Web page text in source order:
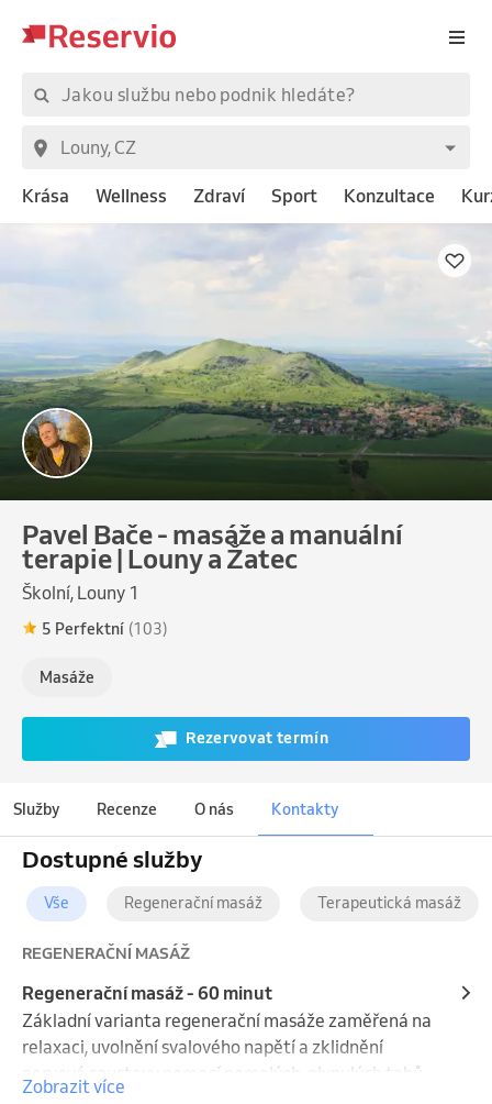
Krása Wellness Zdraví Sport Konzultace
Pavel Bače - masáže a manuální
terapie | Louny a Žatec
Školní, Louny 1
5 Perfektní (103)
Masáže
Rezervovat termín
Služby Recenze O nás Kontakty
Dostupné služby
Vše Regenerační masáž Terapeutická masáž
REGENERAČNÍ MASÁŽ
Regenerační masáž - 60 minut
Základní varianta regenerační masáže zaměřená na
relaxaci, uvolnění svalového napětí a zklidnění
nervové soustavy pomocí pomalých, plynulých tahů.
Zobrazit více